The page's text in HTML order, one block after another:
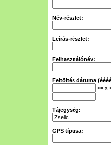
Név-részlet:
Leírás-részlet:
Felhasználónév:
Feltöltés dátuma
<= x
Tájegység:
GPS típusa: